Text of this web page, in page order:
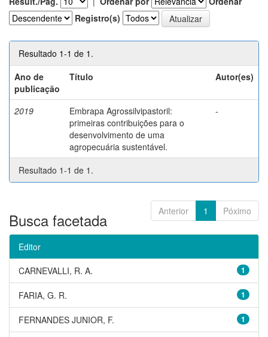
Registro(s)
Resultado 1-1 de 1.
Ano de
publicação
Título Autor(es)
2019
Embrapa Agrossilvipastoril:
primeiras contribuições para o
desenvolvimento de uma
agropecuária sustentável.
-
Resultado 1-1 de 1.
Anterior 1 Póximo
Busca facetada
Editor
1
CARNEVALLI, R. A.
1
FARIA, G. R.
1
FERNANDES JUNIOR, F.